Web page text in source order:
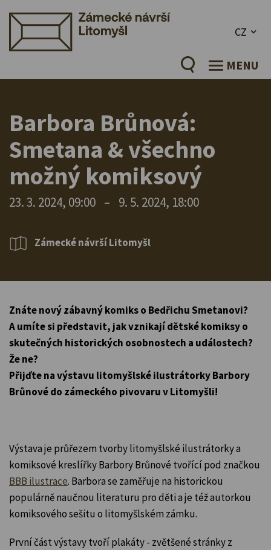
CZ
MENU
Barbora Brůnová:
Smetana & všechno
možný komiksový
23. 3. 2024, 09:00 – 9. 5. 2024, 18:00
Zámecké návrší Litomyšl
Znáte nový zábavný komiks o Bedřichu Smetanovi?
A umíte si představit, jak vznikají dětské komiksy o
skutečných historických osobnostech a událostech?
Že ne?
Přijďte na výstavu litomyšlské ilustrátorky Barbory
Brůnové do zámeckého pivovaru v Litomyšli!
Výstava je průřezem tvorby litomyšlské ilustrátorky a
komiksové kreslířky Barbory Brůnové tvořící pod značkou
BBB ilustrace. Barbora se zaměřuje na historickou
populárně naučnou literaturu pro děti a je též autorkou
komiksového sešitu o litomyšlském zámku.
První část výstavy tvoří plakáty - zvětšené stránky z